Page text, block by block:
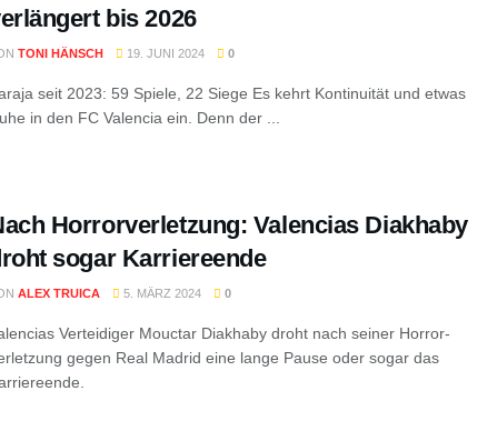
bis 2026
TONI HÄNSCH 19. JUNI 2024 0
seit 2023: 59 Spiele, 22 Siege Es kehrt Kontinuität und etwas
in den FC Valencia ein. Denn der ...
Horrorverletzung: Valencias Diakhaby
sogar Karriereende
ALEX TRUICA 5. MÄRZ 2024 0
Verteidiger Mouctar Diakhaby droht nach seiner Horror-
gegen Real Madrid eine lange Pause oder sogar das